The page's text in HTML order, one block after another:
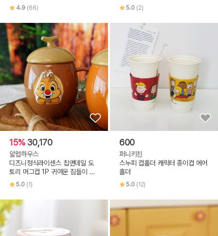
4.9 (66) 5.0 (2)
15% 30,170
알럽하우스
디즈니정식라이센스 칩앤데일 도
토리 머그컵 1P 귀여운 집들이 친
구 5.0 (1)
600
퍼니키친
스누피 컵홀더 캐릭터 종이컵 에어
홀더
5.0 (12)